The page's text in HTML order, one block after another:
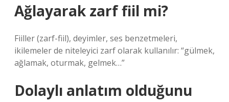
Ağlayarak zarf fiil mi?
Fiiller (zarf-fiil), deyimler, ses benzetmeleri,
ikilemeler de niteleyici zarf olarak kullanılır: “gülmek,
ağlamak, oturmak, gelmek…”
Dolaylı anlatım olduğunu